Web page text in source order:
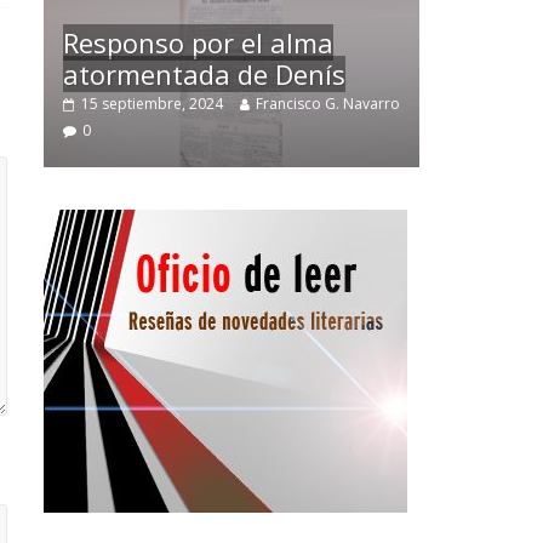
Temprano oficio de lector
2 noviembre, 2024
Francisco G. Navarro